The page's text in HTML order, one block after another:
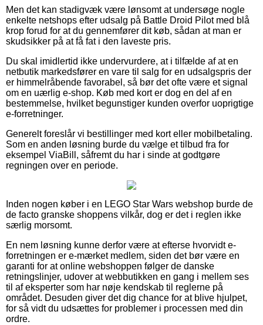
Men det kan stadigvæk være lønsomt at undersøge nogle
enkelte netshops efter udsalg på Battle Droid Pilot med blå
krop forud for at du gennemfører dit køb, sådan at man er
skudsikker på at få fat i den laveste pris.
Du skal imidlertid ikke undervurdere, at i tilfælde af at en
netbutik markedsfører en vare til salg for en udsalgspris der
er himmelråbende favorabel, så bør det ofte være et signal
om en uærlig e-shop. Køb med kort er dog en del af en
bestemmelse, hvilket begunstiger kunden overfor uoprigtige
e-forretninger.
Generelt foreslår vi bestillinger med kort eller mobilbetaling.
Som en anden løsning burde du vælge et tilbud fra for
eksempel ViaBill, såfremt du har i sinde at godtgøre
regningen over en periode.
Inden nogen køber i en LEGO Star Wars webshop burde de
de facto granske shoppens vilkår, dog er det i reglen ikke
særlig morsomt.
En nem løsning kunne derfor være at efterse hvorvidt e-
forretningen er e-mærket medlem, siden det bør være en
garanti for at online webshoppen følger de danske
retningslinjer, udover at webbutikken en gang i mellem ses
til af eksperter som har nøje kendskab til reglerne på
området. Desuden giver det dig chance for at blive hjulpet,
for så vidt du udsættes for problemer i processen med din
ordre.